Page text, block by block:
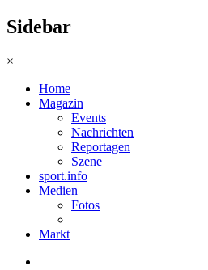
Sidebar
×
Home
Magazin
Events
Nachrichten
Reportagen
Szene
sport.info
Medien
Fotos
Markt